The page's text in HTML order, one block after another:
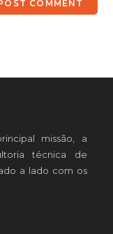
missão, a
técnica de
a lado com os